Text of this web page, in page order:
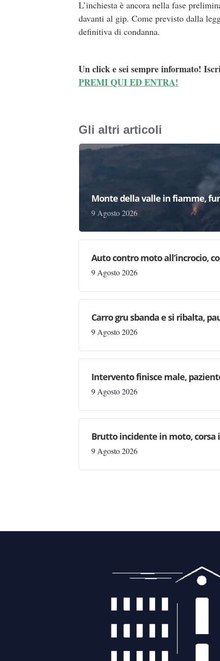
L’inchiesta è ancora nella fase
davanti al gip. Come previsto dalla
definitiva di condanna.
Un click e sei sempre informato!
PREMI QUI ED ENTRA!
Gli altri articoli
Monte della valle in fiamme,
9 Agosto 2026
Auto contro moto all’incrocio,
9 Agosto 2026
Carro gru sbanda e si ribalta,
9 Agosto 2026
Intervento finisce male,
9 Agosto 2026
Brutto incidente in moto, corsa
9 Agosto 2026